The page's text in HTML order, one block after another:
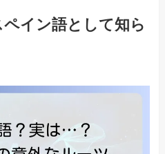
イン語として知ら